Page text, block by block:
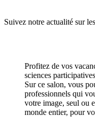
Suivez notre actualité sur
Profitez de vos
sciences
Sur ce salon, vous
professionnels qui
votre image, seul ou
monde entier, pour